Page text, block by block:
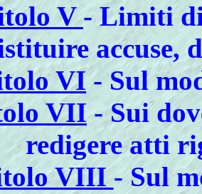
V- Limiti di
accuse,
VI- Sul
VII- Sui
redigere atti
VIII- Sul